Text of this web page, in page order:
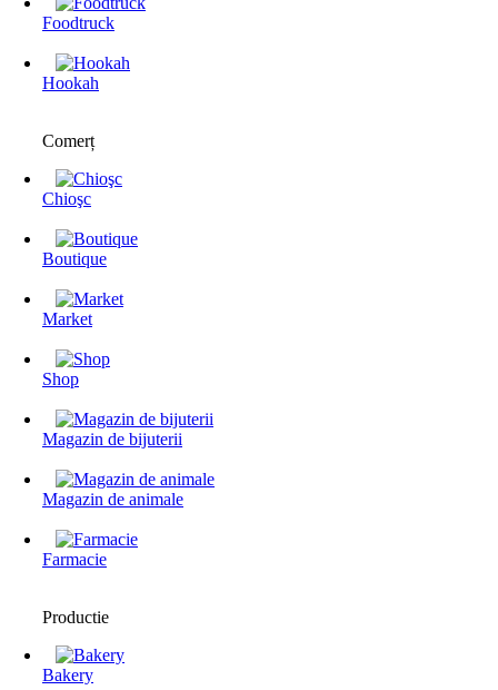
Foodtruck
Hookah
Comerț
Chioşc
Boutique
Market
Shop
Magazin de bijuterii
Magazin de animale
Farmacie
Productie
Bakery